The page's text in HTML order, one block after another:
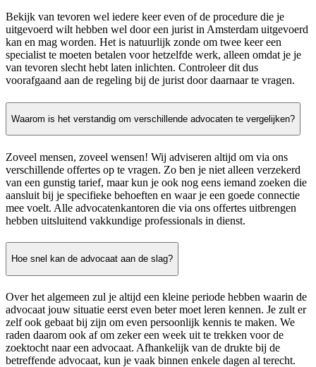
Bekijk van tevoren wel iedere keer even of de procedure die je
uitgevoerd wilt hebben wel door een jurist in Amsterdam uitgevoerd
kan en mag worden. Het is natuurlijk zonde om twee keer een
specialist te moeten betalen voor hetzelfde werk, alleen omdat je je
van tevoren slecht hebt laten inlichten. Controleer dit dus
voorafgaand aan de regeling bij de jurist door daarnaar te vragen.
Waarom is het verstandig om verschillende advocaten te vergelijken?
Zoveel mensen, zoveel wensen! Wij adviseren altijd om via ons
verschillende offertes op te vragen. Zo ben je niet alleen verzekerd
van een gunstig tarief, maar kun je ook nog eens iemand zoeken die
aansluit bij je specifieke behoeften en waar je een goede connectie
mee voelt. Alle advocatenkantoren die via ons offertes uitbrengen
hebben uitsluitend vakkundige professionals in dienst.
Hoe snel kan de advocaat aan de slag?
Over het algemeen zul je altijd een kleine periode hebben waarin de
advocaat jouw situatie eerst even beter moet leren kennen. Je zult er
zelf ook gebaat bij zijn om even persoonlijk kennis te maken. We
raden daarom ook af om zeker een week uit te trekken voor de
zoektocht naar een advocaat. Afhankelijk van de drukte bij de
betreffende advocaat, kun je vaak binnen enkele dagen al terecht.